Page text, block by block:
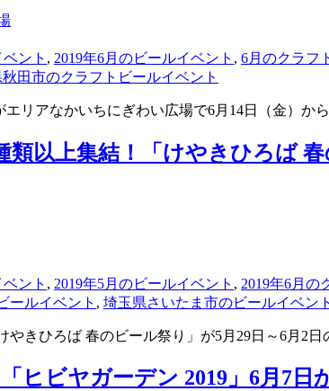
ント , 2019年6月のビールイベント , 6月のクラフ
田市のクラフトビールイベント
リアなかいちにぎわい広場で6月14日（金）か
類以上集結！「けやきひろば
ント , 2019年5月のビールイベント , 2019年6月の
ールイベント , 埼玉県さいたま市のビールイベント
きひろば 春のビール祭り」が5月29日～6月2
ヒビヤガーデン 2019」6月7日